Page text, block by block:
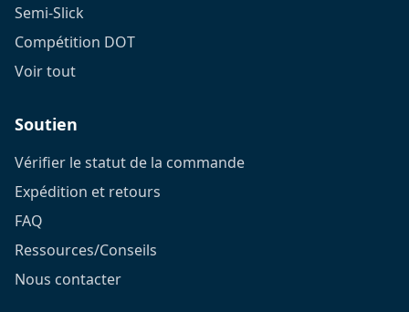
Semi-Slick
Compétition DOT
Voir tout
Soutien
Vérifier le statut de la commande
Expédition et retours
FAQ
Ressources/Conseils
Nous contacter